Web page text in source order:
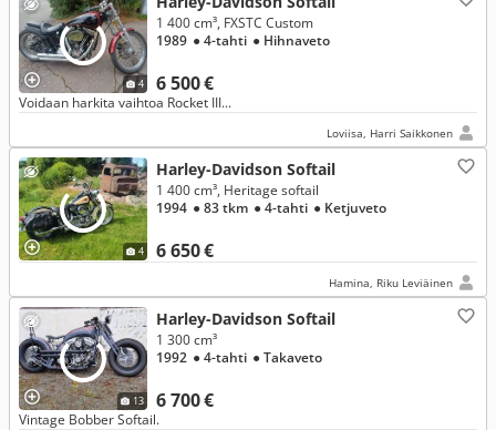
4 6 500 €
1 400 cm³, FXSTC Custom
1989 ● 4-tahti ● Hihnaveto
Voidaan harkita vaihtoa Rocket III...
Loviisa, Harri Saikkonen
4
Harley-Davidson Softail
6 650 €
1 400 cm³, Heritage softail
1994 ● 83 tkm ● 4-tahti ● Ketjuveto
Hamina, Riku Leviäinen
13
Harley-Davidson Softail
6 700 €
1 300 cm³
1992 ● 4-tahti ● Takaveto
Vintage Bobber Softail.